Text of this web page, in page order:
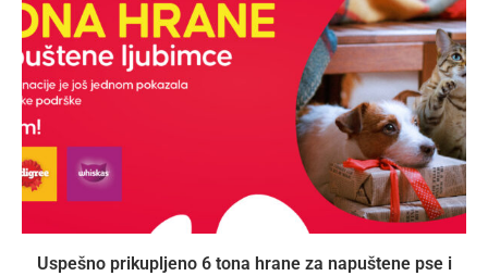
Uspešno prikupljeno 6 tona hrane za napuštene pse i